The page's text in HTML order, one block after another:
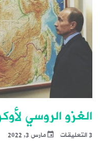
الغزو الروسي
3 التعليقات مارس 3, 2022